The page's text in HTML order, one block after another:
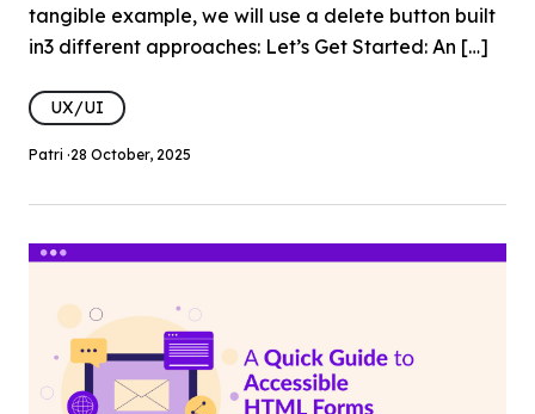
tangible example, we will use a delete button built
in3 different approaches: Let’s Get Started: An […]
UX/UI
Patri ·28 October, 2025